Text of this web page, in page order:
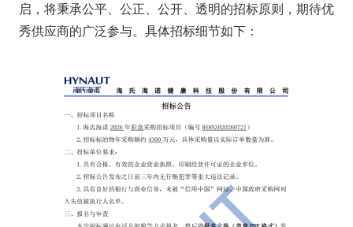
启，将秉承公平、公正、公开、透明的招标原则，期待优
秀供应商的广泛参与。具体招标细节如下：